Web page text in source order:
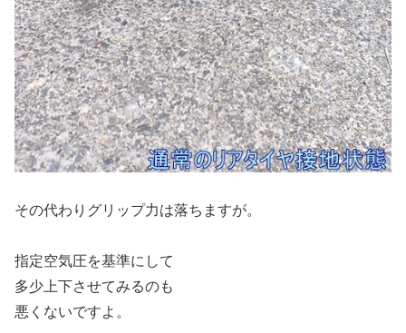
その代わりグリップ力は落ちますが。
指定空気圧を基準にして
多少上下させてみるのも
悪くないですよ。